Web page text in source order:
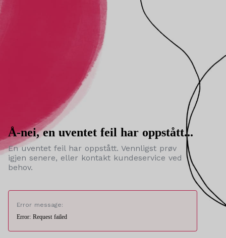
Å-nei, en uventet feil har oppstått...
En uventet feil har oppstått. Vennligst prøv
igjen senere, eller kontakt kundeservice ved
behov.
Error message:
Error: Request failed